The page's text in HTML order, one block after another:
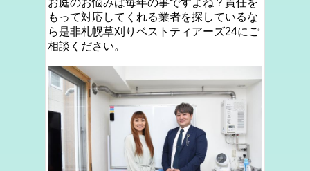
お庭のお悩みは毎年の事ですよね？責任を
もって対応してくれる業者を探しているな
ら是非札幌草刈りベストティアーズ24にご
相談ください。